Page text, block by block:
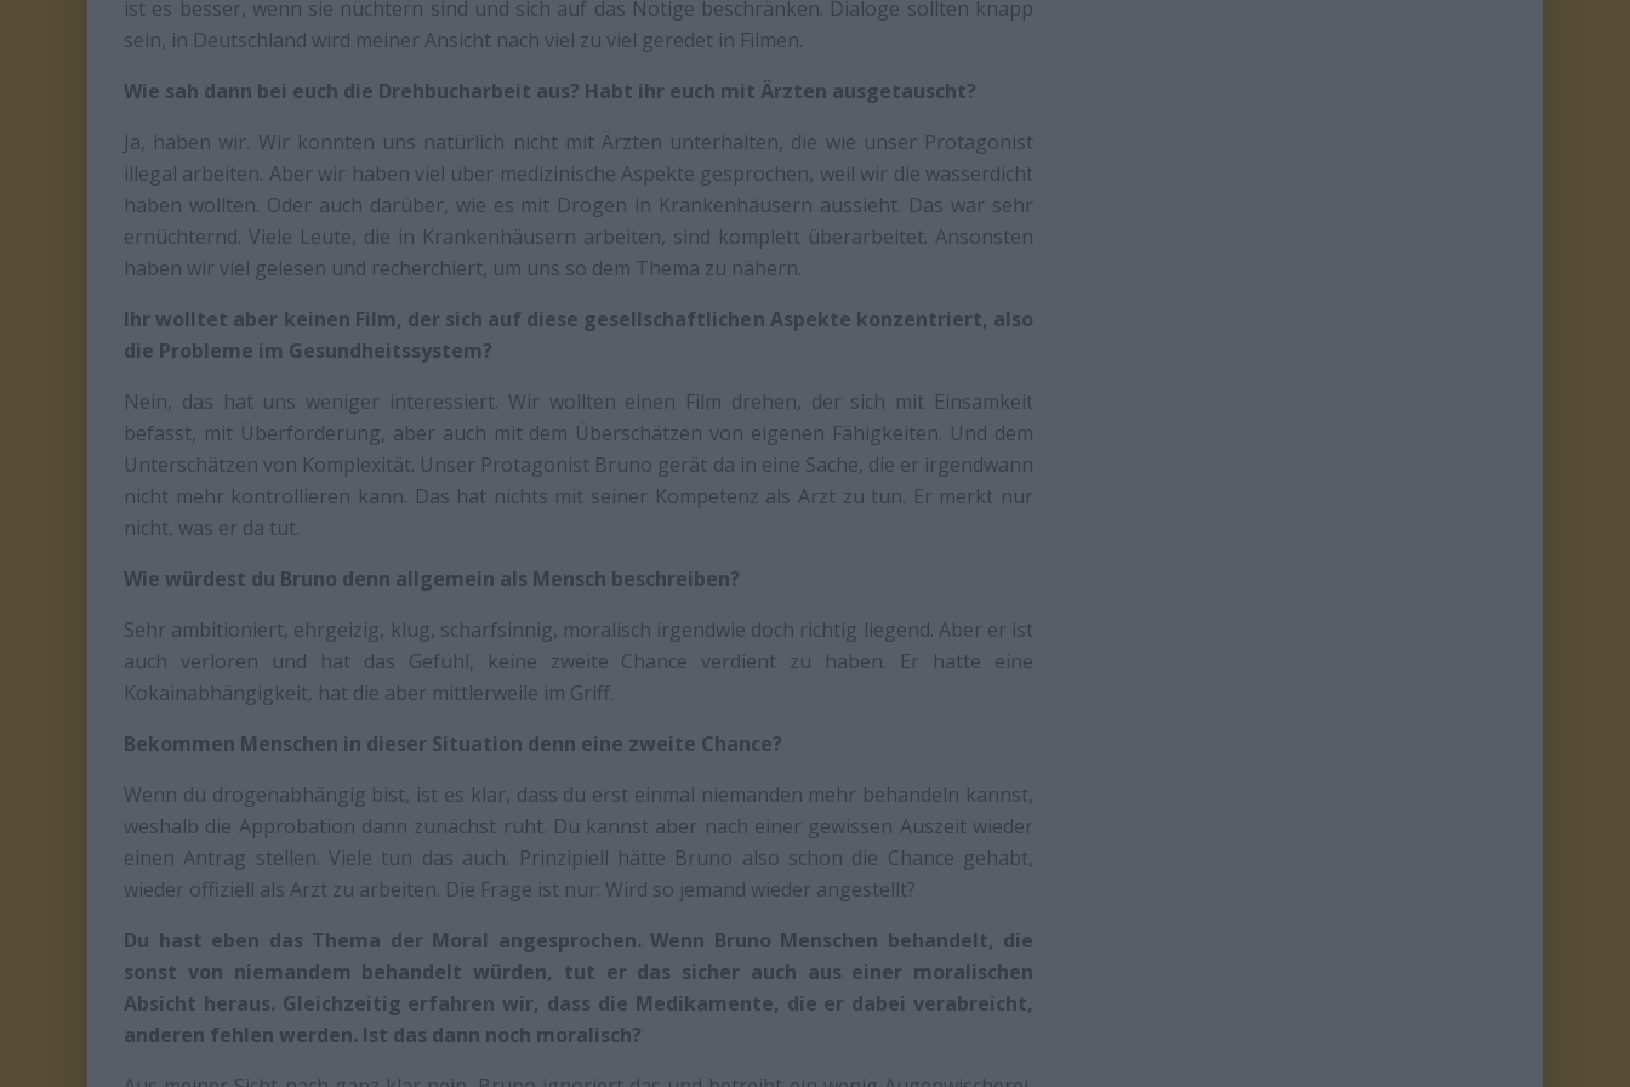
ist es besser, wenn sie nüchtern sind und sich auf das Nötige beschränken. Dialoge sollten knapp
sein, in Deutschland wird meiner Ansicht nach viel zu viel geredet in Filmen.
Wie sah dann bei euch die Drehbucharbeit aus? Habt ihr euch mit Ärzten ausgetauscht?
Ja, haben wir. Wir konnten uns natürlich nicht mit Ärzten unterhalten, die wie unser Protagonist
illegal arbeiten. Aber wir haben viel über medizinische Aspekte gesprochen, weil wir die wasserdicht
haben wollten. Oder auch darüber, wie es mit Drogen in Krankenhäusern aussieht. Das war sehr
ernüchternd. Viele Leute, die in Krankenhäusern arbeiten, sind komplett überarbeitet. Ansonsten
haben wir viel gelesen und recherchiert, um uns so dem Thema zu nähern.
Ihr wolltet aber keinen Film, der sich auf diese gesellschaftlichen Aspekte konzentriert, also
die Probleme im Gesundheitssystem?
Nein, das hat uns weniger interessiert. Wir wollten einen Film drehen, der sich mit Einsamkeit
befasst, mit Überforderung, aber auch mit dem Überschätzen von eigenen Fähigkeiten. Und dem
Unterschätzen von Komplexität. Unser Protagonist Bruno gerät da in eine Sache, die er irgendwann
nicht mehr kontrollieren kann. Das hat nichts mit seiner Kompetenz als Arzt zu tun. Er merkt nur
nicht, was er da tut.
Wie würdest du Bruno denn allgemein als Mensch beschreiben?
Sehr ambitioniert, ehrgeizig, klug, scharfsinnig, moralisch irgendwie doch richtig liegend. Aber er ist
auch verloren und hat das Gefühl, keine zweite Chance verdient zu haben. Er hatte eine
Kokainabhängigkeit, hat die aber mittlerweile im Griff.
Bekommen Menschen in dieser Situation denn eine zweite Chance?
Wenn du drogenabhängig bist, ist es klar, dass du erst einmal niemanden mehr behandeln kannst,
weshalb die Approbation dann zunächst ruht. Du kannst aber nach einer gewissen Auszeit wieder
einen Antrag stellen. Viele tun das auch. Prinzipiell hätte Bruno also schon die Chance gehabt,
wieder offiziell als Arzt zu arbeiten. Die Frage ist nur: Wird so jemand wieder angestellt?
Du hast eben das Thema der Moral angesprochen. Wenn Bruno Menschen behandelt, die
sonst von niemandem behandelt würden, tut er das sicher auch aus einer moralischen
Absicht heraus. Gleichzeitig erfahren wir, dass die Medikamente, die er dabei verabreicht,
anderen fehlen werden. Ist das dann noch moralisch?